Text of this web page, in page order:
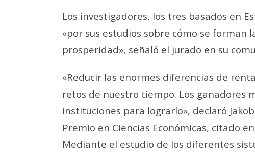
Los investigadores, los tres basados en
«por sus estudios sobre cómo se forman
prosperidad», señaló el jurado en su
«Reducir las enormes diferencias de
retos de nuestro tiempo. Los ganadores
instituciones para lograrlo», declaró
Premio en Ciencias Económicas, citado
Mediante el estudio de los diferentes